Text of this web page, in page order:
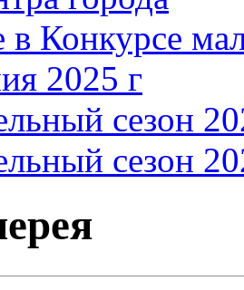
в Конкурсе
2025 г
сезон
сезон